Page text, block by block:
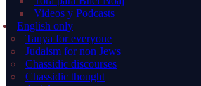
Videos y Podcasts
English only
Tanya for everyone
Judaism for non Jews
Chassidic discourses
Chassidic thought